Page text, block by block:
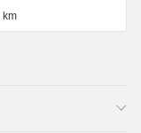
km